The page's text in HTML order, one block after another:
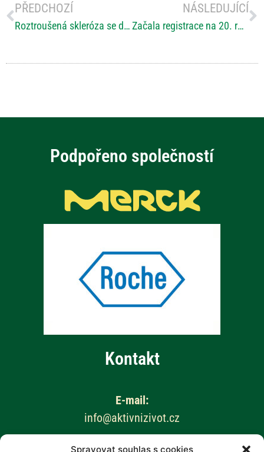
Spravovat souhlas s cookies
PŘEDCHOZÍ
Roztroušená skleróza se dá odhalit dřív
NÁSLEDUJÍCÍ
Začala registrace na 20. ročník konference INSPO o technologiích pro osoby se specifickými potřebami
Podpořeno společností
Kontakt
E-mail:
info@aktivnizivot.cz